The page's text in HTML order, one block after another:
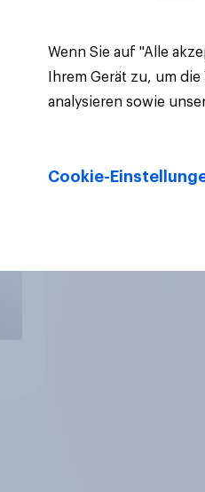
Aktuelle Ergebnisse
Wenn Sie auf "Alle
Ihrem Gerät zu, um
analysieren sowie
Cookie-